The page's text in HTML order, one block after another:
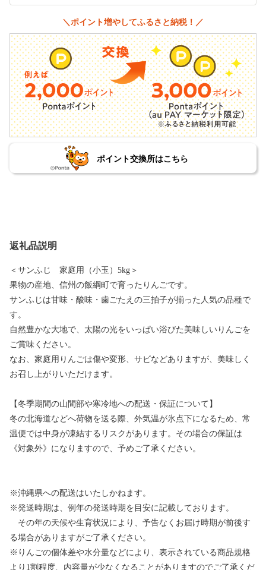
＼ポイント増やしてふるさと納税！／
ポイント交換所はこちら
返礼品説明
＜サンふじ 家庭用（小玉）5kg＞
果物の産地、信州の飯綱町で育ったりんごです。
サンふじは甘味・酸味・歯ごたえの三拍子が揃った人気の品種で
す。
自然豊かな大地で、太陽の光をいっぱい浴びた美味しいりんごを
ご賞味ください。
なお、家庭用りんごは傷や変形、サビなどありますが、美味しく
お召し上がりいただけます。
【冬季期間の山間部や寒冷地への配送・保証について】
冬の北海道などへ荷物を送る際、外気温が氷点下になるため、常
温便では中身が凍結するリスクがあります。その場合の保証は
《対象外》になりますので、予めご了承ください。
※沖縄県への配送はいたしかねます。
※発送時期は、例年の発送時期を目安に記載しております。
その年の天候や生育状況により、予告なくお届け時期が前後す
る場合がありますがご了承ください。
※りんごの個体差や水分量などにより、表示されている商品規格
より1割程度、内容量が少なくなることがありますのでご了承くだ